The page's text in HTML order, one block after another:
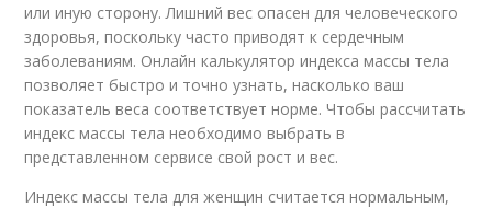
или иную сторону. Лишний вес опасен для человеческого
здоровья, поскольку часто приводят к сердечным
заболеваниям. Онлайн калькулятор индекса массы тела
позволяет быстро и точно узнать, насколько ваш
показатель веса соответствует норме. Чтобы рассчитать
индекс массы тела необходимо выбрать в
представленном сервисе свой рост и вес.
Индекс массы тела для женщин считается нормальным,